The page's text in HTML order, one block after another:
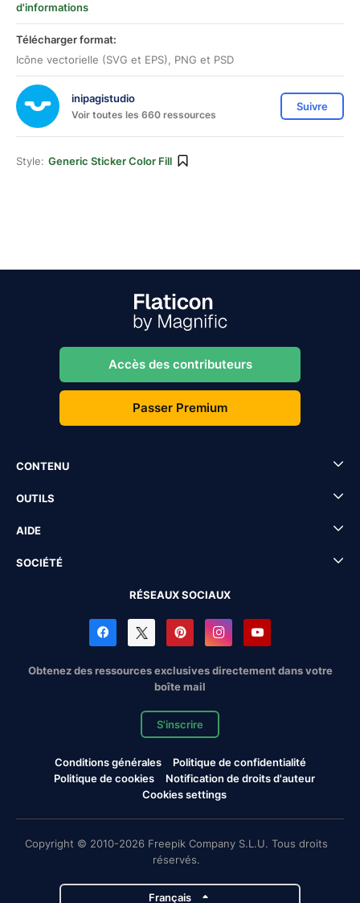
d'informations
Télécharger format:
Icône vectorielle (SVG et EPS), PNG et PSD
inipagistudio
Voir toutes les 660 ressources
Suivre
Style: Generic Sticker Color Fill
Accès des contributeurs
Passer Premium
CONTENU
OUTILS
AIDE
SOCIÉTÉ
RÉSEAUX SOCIAUX
Obtenez des ressources exclusives directement dans votre
boîte mail
S'inscrire
Conditions générales
Politique de confidentialité
Politique de cookies
Notification de droits d'auteur
Cookies settings
Copyright © 2010-2026 Freepik Company S.L.U. Tous droits
réservés.
Français